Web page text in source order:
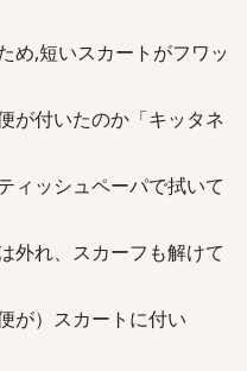
め,短いスカートがフワッ
が付いたのか「キッタネ
ィッシュペーパで拭いて
外れ、スカーフも解けて
が）スカートに付い